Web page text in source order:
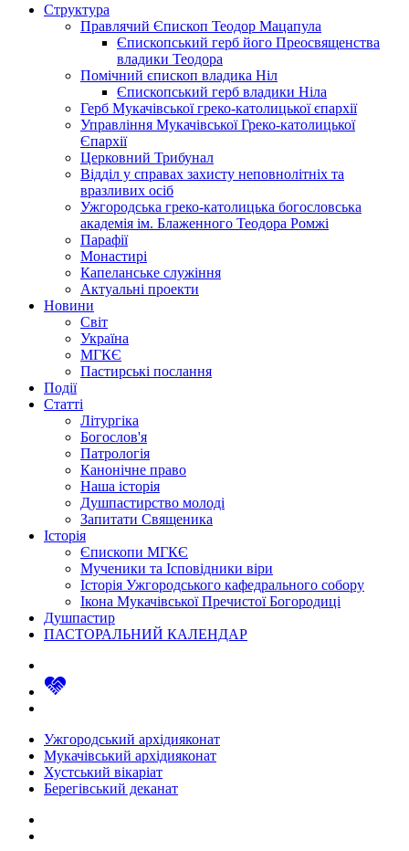
Структура
Правлячий Єпископ Теодор Мацапула
Єпископський герб його Преосвященства
владики Теодора
Помічний єпископ владика Ніл
Єпископський герб владики Ніла
Герб Мукачівської греко-католицької єпархії
Управління Мукачівської Греко-католицької
Єпархії
Церковний Трибунал
Відділ у справах захисту неповнолітніх та
вразливих осіб
Ужгородська греко-католицька богословська
академія ім. Блаженного Теодора Ромжі
Парафії
Монастирі
Капеланське служіння
Актуальні проекти
Новини
Світ
Україна
МГКЄ
Пастирські послання
Події
Статті
Літургіка
Богослов'я
Патрологія
Канонічне право
Наша історія
Душпастирство молоді
Запитати Священика
Історія
Єпископи МГКЄ
Мученики та Ісповідники віри
Історія Ужгородського кафедрального собору
Ікона Мукачівської Пречистої Богородиці
Душпастир
ПАСТОРАЛЬНИЙ КАЛЕНДАР
Ужгородський архідияконат
Мукачівський архідияконат
Хустський вікаріат
Берегівський деканат